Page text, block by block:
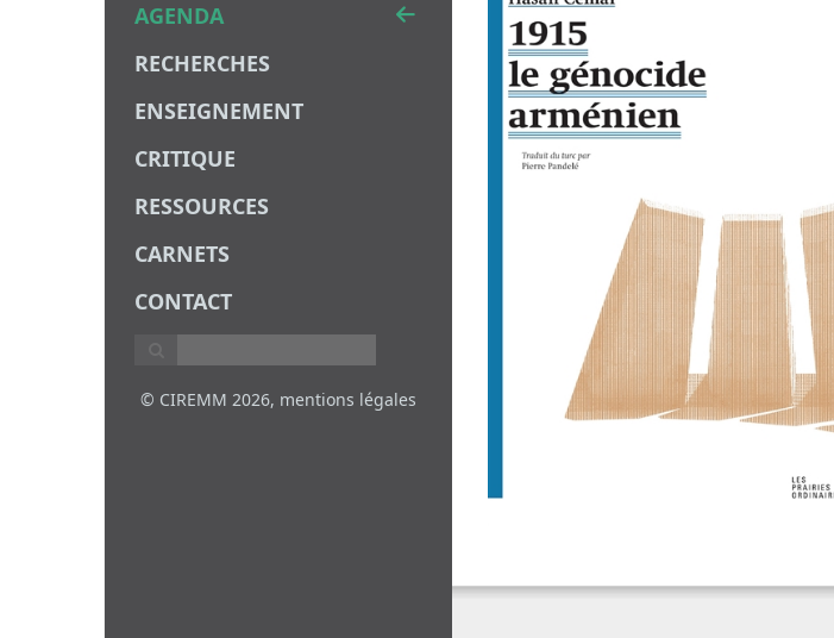
AGENDA
RECHERCHES
ENSEIGNEMENT
CRITIQUE
RESSOURCES
CARNETS
CONTACT
© CIREMM 2026, mentions légales